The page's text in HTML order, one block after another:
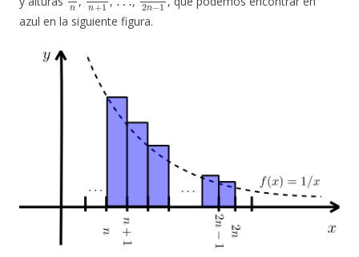
azul en la siguiente figura.